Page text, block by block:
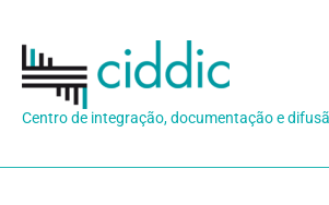
para
conteúdo
Centro de integração, documentação e